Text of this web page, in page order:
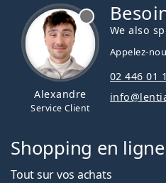
Alexandre
Service Client
We also
Appelez-
02 446 01
Shopping en ligne
Tout sur vos achats